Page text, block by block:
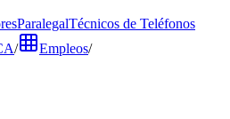
ParalegalTécnicos de Teléfonos
/ Empleos/